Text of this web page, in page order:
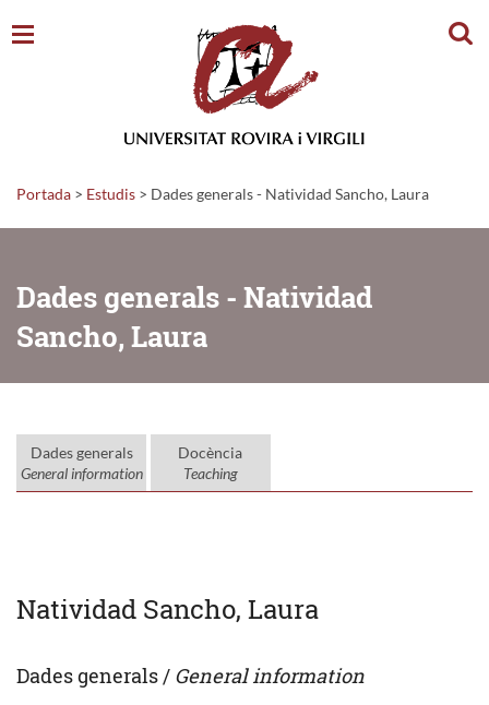
Portada > Estudis > Dades generals - Natividad Sancho, Laura
Dades generals - Natividad
Sancho, Laura
Dades generals
General information
Docència
Teaching
Natividad Sancho, Laura
Dades generals / General information